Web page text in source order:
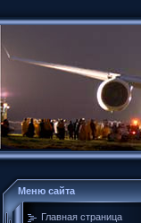
Меню сайта
Главная страница